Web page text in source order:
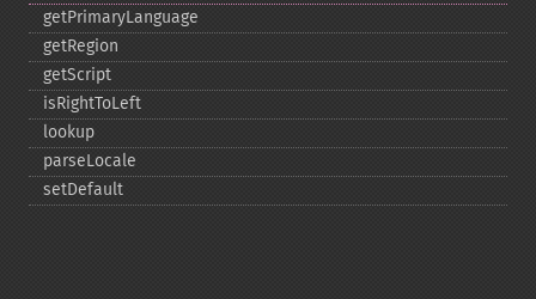
getPrimaryLanguage
getRegion
getScript
isRightToLeft
lookup
parseLocale
setDefault